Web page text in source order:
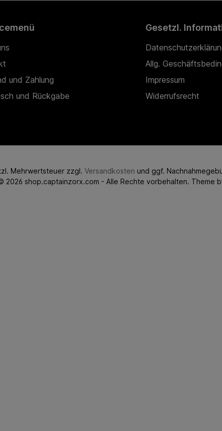
und Zahlung
und Rückgabe
Gesetzl.
Allg.
Impressum
Widerrufsrecht
Mehrwertsteuer zzgl. Versandkosten und ggf.
2026 shop.captainzorx.com - Alle Rechte vorbehalten. Theme